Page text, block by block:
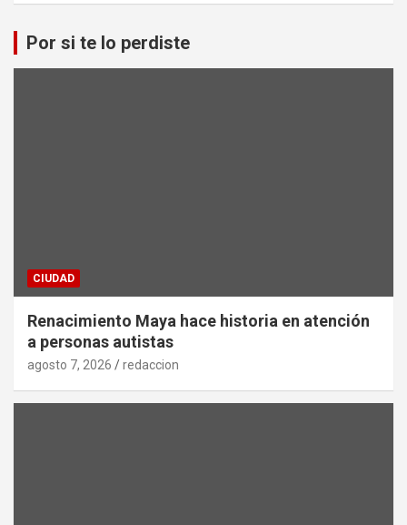
Por si te lo perdiste
CIUDAD
Renacimiento Maya hace historia en atención
a personas autistas
agosto 7, 2026 redaccion